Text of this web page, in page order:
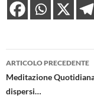
Navigazione
articolo
ARTICOLO PRECEDENTE
Meditazione
dispersi…